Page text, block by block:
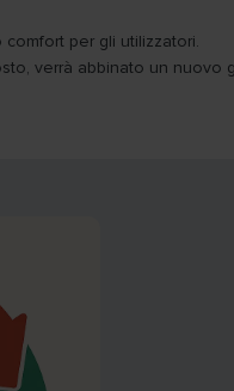
per gli utilizzatori.
verrà abbinato un